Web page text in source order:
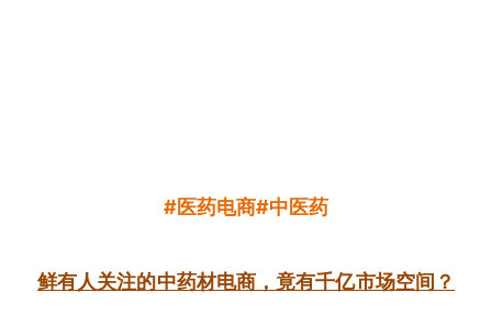
#医药电商#中医药
鲜有人关注的中药材电商，竟有千亿市场空间？